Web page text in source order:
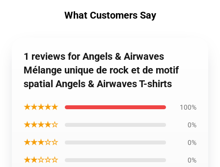
What Customers Say
1 reviews for Angels & Airwaves
Mélange unique de rock et de motif
spatial Angels & Airwaves T-shirts
★★★★★ 100%
★★★★☆ 0%
★★★☆☆ 0%
★★☆☆☆ 0%